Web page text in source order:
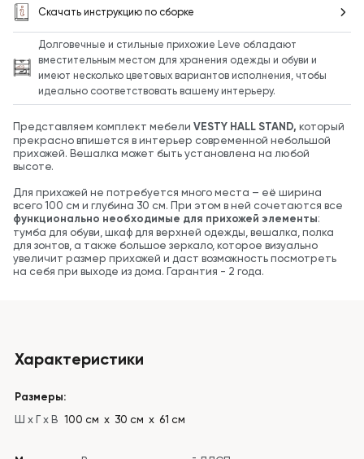
Скачать инструкцию по сборке
Долговечные и стильные прихожие Leve обладают
вместительным местом для хранения одежды и обуви и
имеют несколько цветовых вариантов исполнения, чтобы
идеально соответствовать вашему интерьеру.
Представляем комплект мебели VESTY HALL STAND, который
прекрасно впишется в интерьер современной небольшой
прихожей. Вешалка может быть установлена на любой
высоте.
Для прихожей не потребуется много места – её ширина
всего 100 см и глубина 30 см. При этом в ней сочетаются все
функционально необходимые для прихожей элементы:
тумба для обуви, шкаф для верхней одежды, вешалка, полка
для зонтов, а также большое зеркало, которое визуально
увеличит размер прихожей и даст возможность посмотреть
на себя при выходе из дома. Гарантия - 2 года.
Характеристики
Размеры:
Ш x Г x В 100 см х 30 см х 61 см